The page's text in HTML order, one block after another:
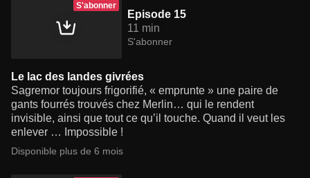
S'abonner
Episode 15
11 min
S'abonner
Le lac des landes givrées
Sagremor toujours frigorifié, « emprunte » une paire de
gants fourrés trouvés chez Merlin… qui le rendent
invisible, ainsi que tout ce qu’il touche. Quand il veut les
enlever … Impossible !
Disponible plus de 6 mois